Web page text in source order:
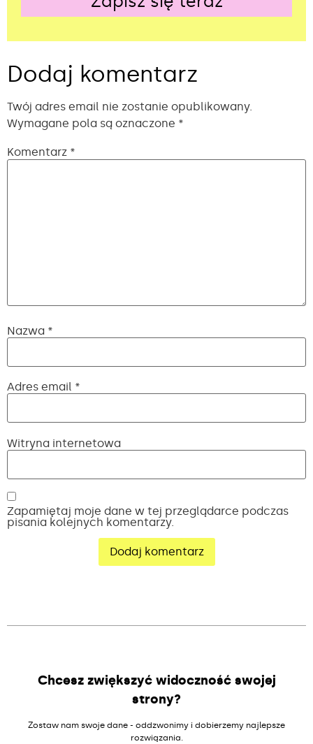
Dodaj komentarz
Twój adres email nie zostanie opublikowany.
Wymagane pola są oznaczone *
Komentarz *
Nazwa *
Adres email *
Witryna internetowa
Zapamiętaj moje dane w tej przeglądarce podczas
pisania kolejnych komentarzy.
Chcesz zwiększyć widoczność swojej
strony?
Zostaw nam swoje dane - oddzwonimy i dobierzemy najlepsze
rozwiązania.